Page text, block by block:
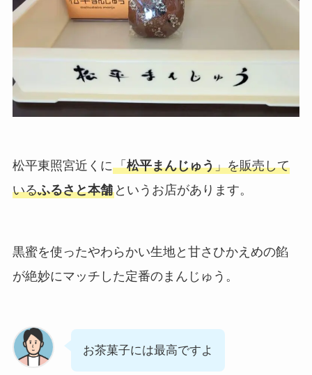
松平東照宮近くに「松平まんじゅう」を販売して
いるふるさと本舗というお店があります。
黒蜜を使ったやわらかい生地と甘さひかえめの餡
が絶妙にマッチした定番のまんじゅう。
お茶菓子には最高ですよ